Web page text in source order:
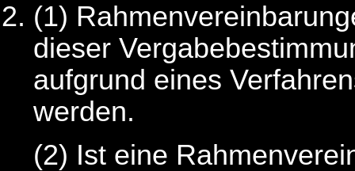
(1)
dieser
aufgrund eines
werden.
(2) Ist eine